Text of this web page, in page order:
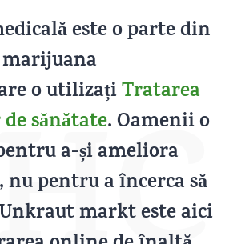
este o parte din
marijuana
o utilizațiTratarea
sănătate. Oamenii o
a-și ameliora
pentru a încerca să
markt este aici